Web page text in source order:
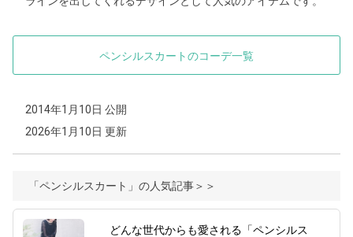
ペンシルスカートのコーデ一覧
2014年1月10日 公開
2026年1月10日 更新
「ペンシルスカート」の人気記事＞＞
どんな世代からも愛される「ペンシルス